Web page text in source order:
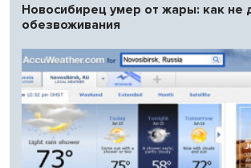
Новосибирец умер от жары: как не
обезвоживания